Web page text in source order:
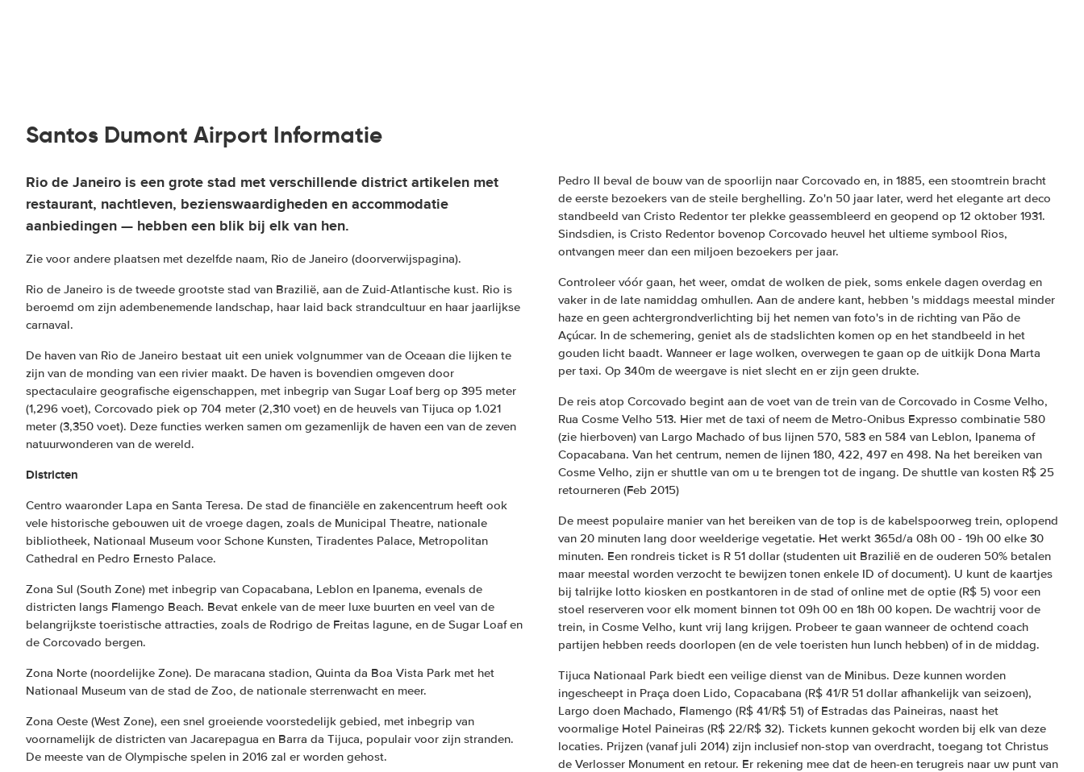
Santos Dumont Airport Informatie
Rio de Janeiro is een grote stad met verschillende district artikelen met
restaurant, nachtleven, bezienswaardigheden en accommodatie
aanbiedingen — hebben een blik bij elk van hen.
Zie voor andere plaatsen met dezelfde naam, Rio de Janeiro (doorverwijspagina).
Rio de Janeiro is de tweede grootste stad van Brazilië, aan de Zuid-Atlantische kust. Rio is
beroemd om zijn adembenemende landschap, haar laid back strandcultuur en haar jaarlijkse
carnaval.
De haven van Rio de Janeiro bestaat uit een uniek volgnummer van de Oceaan die lijken te
zijn van de monding van een rivier maakt. De haven is bovendien omgeven door
spectaculaire geografische eigenschappen, met inbegrip van Sugar Loaf berg op 395 meter
(1,296 voet), Corcovado piek op 704 meter (2,310 voet) en de heuvels van Tijuca op 1.021
meter (3,350 voet). Deze functies werken samen om gezamenlijk de haven een van de zeven
natuurwonderen van de wereld.
Districten
Centro waaronder Lapa en Santa Teresa. De stad de financiële en zakencentrum heeft ook
vele historische gebouwen uit de vroege dagen, zoals de Municipal Theatre, nationale
bibliotheek, Nationaal Museum voor Schone Kunsten, Tiradentes Palace, Metropolitan
Cathedral en Pedro Ernesto Palace.
Zona Sul (South Zone) met inbegrip van Copacabana, Leblon en Ipanema, evenals de
districten langs Flamengo Beach. Bevat enkele van de meer luxe buurten en veel van de
belangrijkste toeristische attracties, zoals de Rodrigo de Freitas lagune, en de Sugar Loaf en
de Corcovado bergen.
Zona Norte (noordelijke Zone). De maracana stadion, Quinta da Boa Vista Park met het
Nationaal Museum van de stad de Zoo, de nationale sterrenwacht en meer.
Zona Oeste (West Zone), een snel groeiende voorstedelijk gebied, met inbegrip van
voornamelijk de districten van Jacarepagua en Barra da Tijuca, populair voor zijn stranden.
De meeste van de Olympische spelen in 2016 zal er worden gehost.
Pedro II beval de bouw van de spoorlijn naar Corcovado en, in 1885, een stoomtrein bracht
de eerste bezoekers van de steile berghelling. Zo'n 50 jaar later, werd het elegante art deco
standbeeld van Cristo Redentor ter plekke geassembleerd en geopend op 12 oktober 1931.
Sindsdien, is Cristo Redentor bovenop Corcovado heuvel het ultieme symbool Rios,
ontvangen meer dan een miljoen bezoekers per jaar.
Controleer vóór gaan, het weer, omdat de wolken de piek, soms enkele dagen overdag en
vaker in de late namiddag omhullen. Aan de andere kant, hebben 's middags meestal minder
haze en geen achtergrondverlichting bij het nemen van foto's in de richting van Pão de
Açúcar. In de schemering, geniet als de stadslichten komen op en het standbeeld in het
gouden licht baadt. Wanneer er lage wolken, overwegen te gaan op de uitkijk Dona Marta
per taxi. Op 340m de weergave is niet slecht en er zijn geen drukte.
De reis atop Corcovado begint aan de voet van de trein van de Corcovado in Cosme Velho,
Rua Cosme Velho 513. Hier met de taxi of neem de Metro-Onibus Expresso combinatie 580
(zie hierboven) van Largo Machado of bus lijnen 570, 583 en 584 van Leblon, Ipanema of
Copacabana. Van het centrum, nemen de lijnen 180, 422, 497 en 498. Na het bereiken van
Cosme Velho, zijn er shuttle van om u te brengen tot de ingang. De shuttle van kosten R$ 25
retourneren (Feb 2015)
De meest populaire manier van het bereiken van de top is de kabelspoorweg trein, oplopend
van 20 minuten lang door weelderige vegetatie. Het werkt 365d/a 08h 00 - 19h 00 elke 30
minuten. Een rondreis ticket is R 51 dollar (studenten uit Brazilië en de ouderen 50% betalen
maar meestal worden verzocht te bewijzen tonen enkele ID of document). U kunt de kaartjes
bij talrijke lotto kiosken en postkantoren in de stad of online met de optie (R$ 5) voor een
stoel reserveren voor elk moment binnen tot 09h 00 en 18h 00 kopen. De wachtrij voor de
trein, in Cosme Velho, kunt vrij lang krijgen. Probeer te gaan wanneer de ochtend coach
partijen hebben reeds doorlopen (en de vele toeristen hun lunch hebben) of in de middag.
Tijuca Nationaal Park biedt een veilige dienst van de Minibus. Deze kunnen worden
ingescheept in Praça doen Lido, Copacabana (R$ 41/R 51 dollar afhankelijk van seizoen),
Largo doen Machado, Flamengo (R$ 41/R$ 51) of Estradas das Paineiras, naast het
voormalige Hotel Paineiras (R$ 22/R$ 32). Tickets kunnen gekocht worden bij elk van deze
locaties. Prijzen (vanaf juli 2014) zijn inclusief non-stop van overdracht, toegang tot Christus
de Verlosser Monument en retour. Er rekening mee dat de heen-en terugreis naar uw punt van